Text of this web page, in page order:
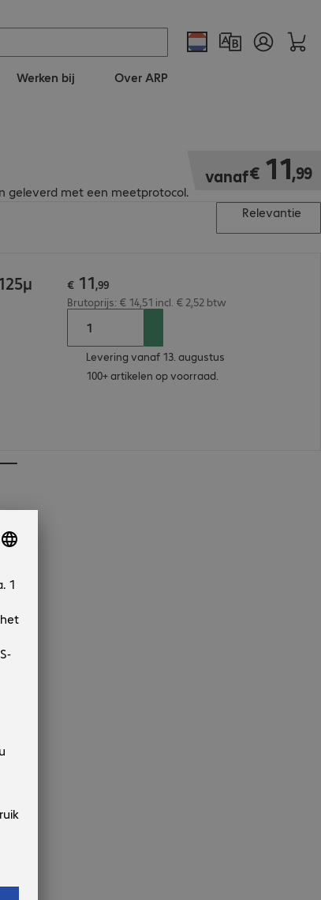
Werken bij Over ARP
geleverd met een meetprotocol.
vanaf€ 11,99
€ 11,99
Relevantie
€ 11,99
Brutoprijs: € 14,51 incl. € 2,52 btw
Levering vanaf 13. augustus
100+ artikelen op voorraad.